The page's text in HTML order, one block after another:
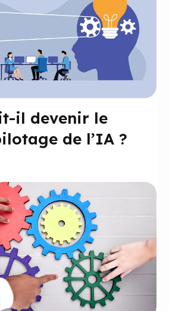
il devenir le
de l’IA ?